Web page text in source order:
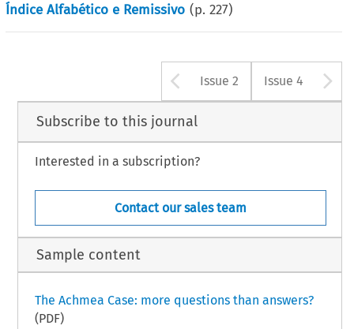
Índice Alfabético e Remissivo (p.227)
Arrow button
Issue 2 Issue 4
Subscribe to this journal
Interested in a subscription?
Contact our sales team
Sample content
The Achmea Case: more questions than answers?
(PDF)